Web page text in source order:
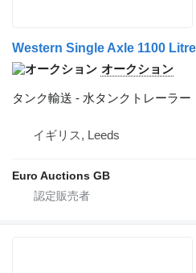
Western Single Axle 1100
オークション
タンク輸送 - 水タンクトレーラー
イギリス, Leeds
Euro Auctions GB